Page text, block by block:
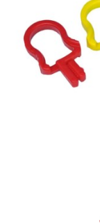
Ploty a
Úložné
Ochranné